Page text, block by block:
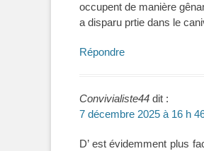
occupent de manière
a disparu prtie dans le
Répondre
Convivialiste44 dit :
7 décembre 2025 à 16 h
D’ est évidemment plus